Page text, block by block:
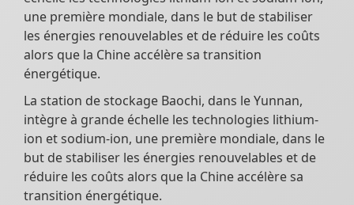
une première mondiale, dans le but de stabiliser
les énergies renouvelables et de réduire les coûts
alors que la Chine accélère sa transition
énergétique.
La station de stockage Baochi, dans le Yunnan,
intègre à grande échelle les technologies lithium-
ion et sodium-ion, une première mondiale, dans le
but de stabiliser les énergies renouvelables et de
réduire les coûts alors que la Chine accélère sa
transition énergétique.